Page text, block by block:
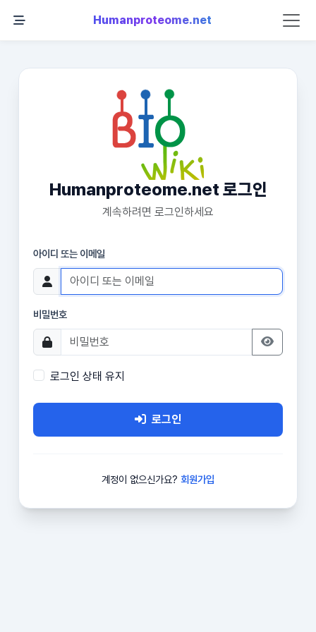
Humanproteome.net
Humanproteome.net 로그인
계속하려면 로그인하세요
아이디 또는 이메일
비밀번호
로그인 상태 유지
로그인
계정이 없으신가요? 회원가입